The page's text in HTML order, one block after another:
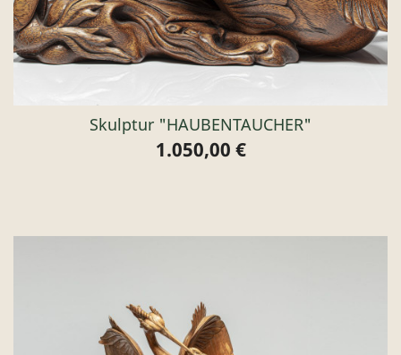
Skulptur "HAUBENTAUCHER"
Preis
1.050,00 €